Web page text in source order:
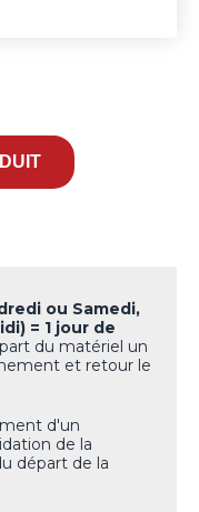
ou Samedi,
= 1 jour de
du matériel un
et retour le
d'un
de la
départ de la